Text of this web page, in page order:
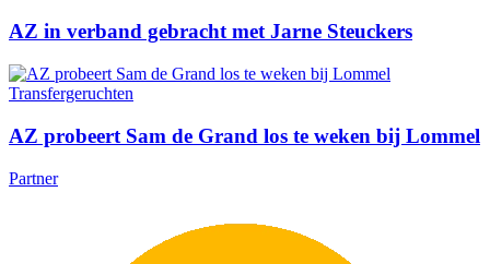
AZ in verband gebracht met Jarne Steuckers
Transfergeruchten
AZ probeert Sam de Grand los te weken bij Lommel
Partner